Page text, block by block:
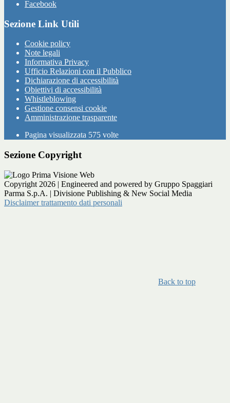
Facebook
Sezione Link Utili
Cookie policy
Note legali
Informativa Privacy
Ufficio Relazioni con il Pubblico
Dichiarazione di accessibilità
Obiettivi di accessibilità
Whistleblowing
Gestione consensi cookie
Amministrazione trasparente
Pagina visualizzata 575 volte
Sezione Copyright
Copyright 2026 | Engineered and powered by Gruppo Spaggiari
Parma S.p.A. | Divisione Publishing & New Social Media
Disclaimer trattamento dati personali
Back to top